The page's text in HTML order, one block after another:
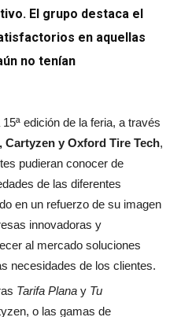
El grupo destaca el
en aquellas
no tenían
15ª edición de la feria, a través
Cartyzen y Oxford Tire Tech,
pudieran conocer de
de las diferentes
en un refuerzo de su imagen
innovadoras y
al mercado soluciones
necesidades de los clientes.
Tarifa Plana y Tu
o las gamas de